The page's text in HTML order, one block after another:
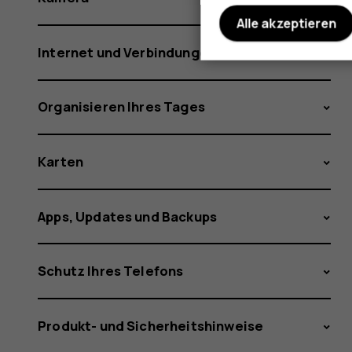
Internet und Verbindungen
Organisieren Ihres Tages
Karten
Apps, Updates und Backups
Schutz Ihres Telefons
Produkt- und Sicherheitshinweise
Alle akzeptieren